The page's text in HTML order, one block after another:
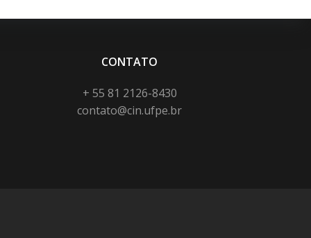
CONTATO
+ 55 81 2126-8430
contato@cin.ufpe.br